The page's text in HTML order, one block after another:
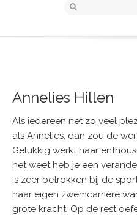
Annelies Hillen
Als iedereen net zo veel
als Annelies, dan zou de
Gelukkig werkt haar
het weet heb je een
is zeer betrokken bij de
haar eigen zwemcarrière
grote kracht. Op de rest